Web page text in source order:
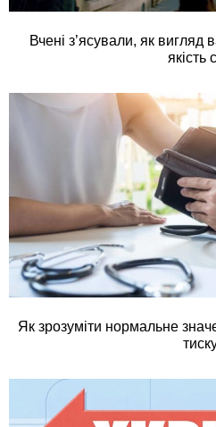
Вчені з’ясували, як вигляд
якість
Як зрозуміти нормальне